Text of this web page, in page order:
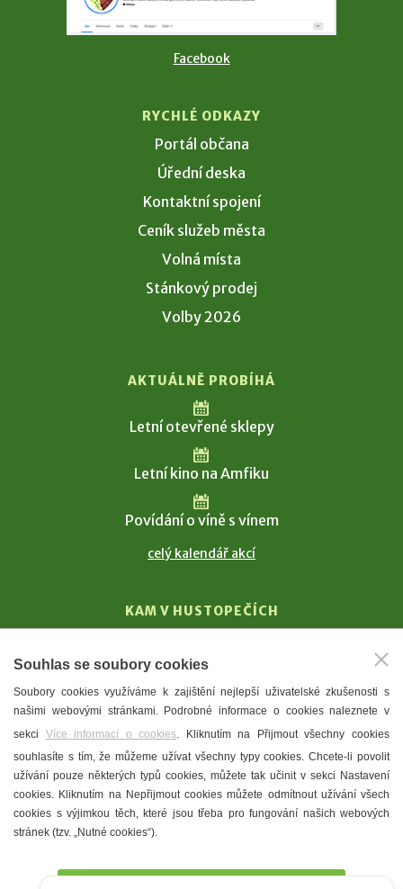
Facebook
RYCHLÉ ODKAZY
Portál občana
Úřední deska
Kontaktní spojení
Ceník služeb města
Volná místa
Stánkový prodej
Volby 2026
AKTUÁLNĚ PROBÍHÁ
Letní otevřené sklepy
Letní kino na Amfiku
Povídání o víně s vínem
celý kalendář akcí
KAM V HUSTOPEČÍCH
T. G. Masaryk
Mandloně
Ubytování
Restaurace
Městské muzeum a galerie
Denní meníčka
Souhlas se soubory cookies
Soubory cookies využíváme k zajištění nejlepší uživatelské zkušenosti s
našimi webovými stránkami. Podrobné informace o cookies naleznete v
sekci Více informací o cookies. Kliknutím na Přijmout všechny cookies
souhlasíte s tím, že můžeme užívat všechny typy cookies. Chcete-li povolit
užívání pouze některých typů cookies, můžete tak učinit v sekci Nastavení
cookies. Kliknutím na Nepřijmout cookies můžete odmítnout užívání všech
cookies s výjimkou těch, které jsou třeba pro fungování našich webových
stránek (tzv. „Nutné cookies“).